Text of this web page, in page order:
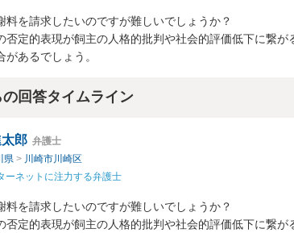
料を請求したいのですが難しいでしょうか？
定的表現が飼主の人格的批判や社会的評価低下に繋が
あるでしょう。
回答タイムライン
郎 弁護士
県 > 川崎市川崎区
ーネットに注力する弁護士
料を請求したいのですが難しいでしょうか？
定的表現が飼主の人格的批判や社会的評価低下に繋が